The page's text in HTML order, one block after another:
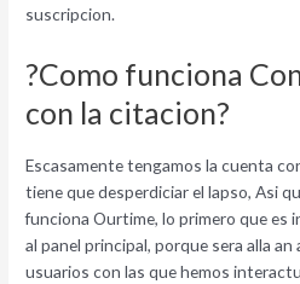
suscripcion.
?Como funciona
con la citacion?
Escasamente tengamos la cuenta
tiene que desperdiciar el lapso, Asi
funciona Ourtime, lo primero que es
al panel principal, porque sera alla an
usuarios con las que hemos